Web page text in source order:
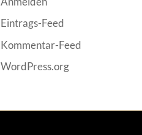
Eintrags-Feed
Kommentar-Feed
WordPress.org